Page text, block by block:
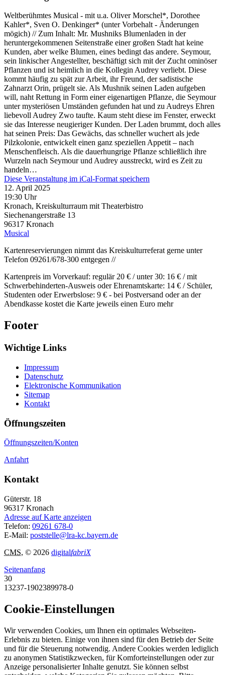
Weltberühmtes Musical - mit u.a. Oliver Morschel*, Dorothee
Kahler*, Sven O. Denkinger* (unter Vorbehalt - Änderungen
mögich) // Zum Inhalt: Mr. Mushniks Blumenladen in der
heruntergekommenen Seitenstraße einer großen Stadt hat keine
Kunden, aber welke Blumen, eines bedingt das andere. Seymour,
sein linkischer Angestellter, beschäftigt sich mit der Zucht ominöser
Pflanzen und ist heimlich in die Kollegin Audrey verliebt. Diese
kommt häufig zu spät zur Arbeit, ihr Freund, der sadistische
Zahnarzt Orin, prügelt sie. Als Mushnik seinen Laden aufgeben
will, naht Rettung in Form einer eigenartigen Pflanze, die Seymour
unter mysteriösen Umständen gefunden hat und zu Audreys Ehren
liebevoll Audrey Zwo taufte. Kaum steht diese im Fenster, erweckt
sie das Interesse neugieriger Kunden. Der Laden brummt, doch alles
hat seinen Preis: Das Gewächs, das schneller wuchert als jede
Pilzkolonie, entwickelt einen ganz speziellen Appetit – nach
Menschenfleisch. Als die dauerhungrige Pflanze schließlich ihre
Wurzeln nach Seymour und Audrey ausstreckt, wird es Zeit zu
handeln…
Diese Veranstaltung im iCal-Format speichern
12. April 2025
19:30 Uhr
Kronach, Kreiskulturraum mit Theaterbistro
Siechenangerstraße 13
96317 Kronach
Musical
Kartenreservierungen nimmt das Kreiskulturreferat gerne unter
Telefon 09261/678-300 entgegen //
Kartenpreis im Vorverkauf: regulär 20 € / unter 30: 16 € / mit
Schwerbehinderten-Ausweis oder Ehrenamtskarte: 14 € / Schüler,
Studenten oder Erwerbslose: 9 € - bei Postversand oder an der
Abendkasse kostet die Karte jeweils einen Euro mehr
Footer
Wichtige Links
Impressum
Datenschutz
Elektronische Kommunikation
Sitemap
Kontakt
Öffnungszeiten
Öffnungszeiten/Konten
Anfahrt
Kontakt
Güterstr. 18
96317 Kronach
Adresse auf Karte anzeigen
Telefon: 09261 678-0
E-Mail: poststelle@lra-kc.bayern.de
CMS, © 2026 digitalfabriX
Seitenanfang
30
13237-1902389978-0
Cookie-Einstellungen
Wir verwenden Cookies, um Ihnen ein optimales Webseiten-
Erlebnis zu bieten. Einige von ihnen sind für den Betrieb der Seite
und für die Steuerung notwendig. Andere Cookies werden lediglich
zu anonymen Statistikzwecken, für Komforteinstellungen oder zur
Anzeige personalisierter Inhalte genutzt. Sie können selbst